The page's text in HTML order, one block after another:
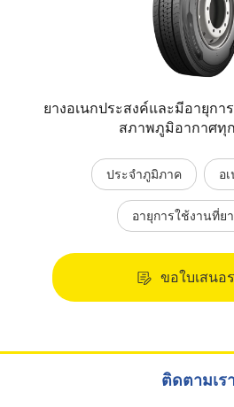
ยางอเนกประสงค์และมีอายุก
สภาพภูมิอากาศทุ
ประจำภูมิภาค อ
อายุการใช้งานที่ย
ขอใบเสนอ
ติดตามเร